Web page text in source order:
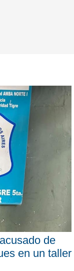
de
en un taller